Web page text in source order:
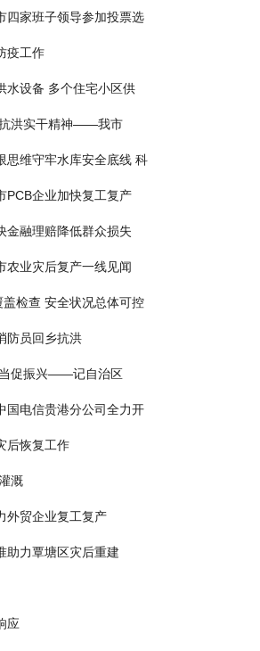
四家班子领导参加投票选
疫工作
水设备 多个住宅小区供
洪实干精神——我市
思维守牢水库安全底线 科
企业加快复工复产
金融理赔降低群众损失
业灾后复产一线见闻
检查 安全状况总体可控
防员回乡抗洪
促振兴——记自治区
电信贵港分公司全力开
后恢复工作
溉
外贸企业复工复产
助力覃塘区灾后重建
应